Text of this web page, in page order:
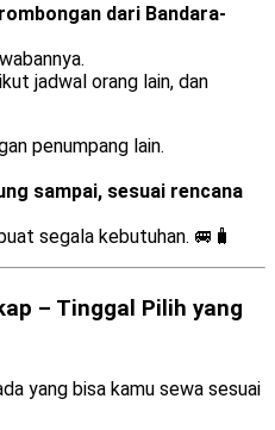
dari Bandara-
jadwal orang lain, dan
penumpang lain.
sampai, sesuai rencana
segala kebutuhan. 🚐🧳
– Tinggal Pilih yang
yang bisa kamu sewa sesuai